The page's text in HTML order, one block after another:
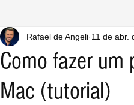
Como fazer
Mac (tutorial)
Rafael de Angeli 11 de abr.